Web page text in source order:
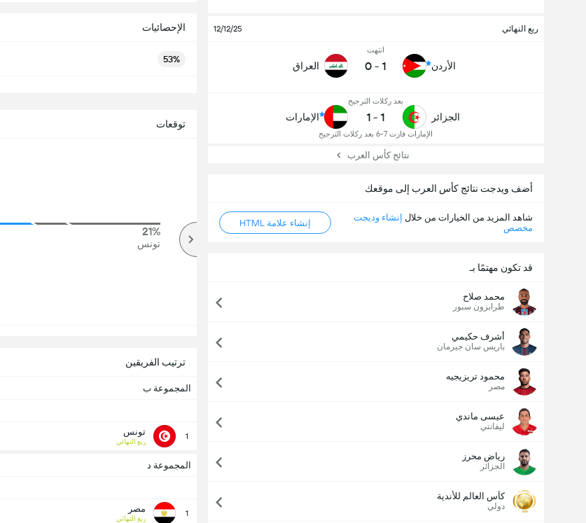
ربع النهائي 12/12/25
الأردن
انتهت
1
-
0 العراق
الجزائر
بعد ركلات الترجيح
1
-
1
الإمارات فازت 7-6 بعد ركلات الترجيح
الإمارات
نتائج كأس العرب
أضف ويدجت نتائج كأس العرب إلى موقعك
شاهد المزيد من الخيارات من خلال إنشاء وديجت
مخصص
إنشاء علامة HTML
قد تكون مهتمًا بـ
محمد صلاح
طرابزون سبور
أشرف حكيمي
باريس سان جيرمان
محمود تريزيجيه
مصر
عيسى ماندي
ليفانتي
رياض محرز
الجزائر
كأس العالم للأندية
دولي
الإحصائيات
53%
ترتيب الفريقين
المجموعة ب
1 تونس
ربع النهائي
المجموعة د
1 مصر
ربع النهائي
توقعات
21%
تونس
74%